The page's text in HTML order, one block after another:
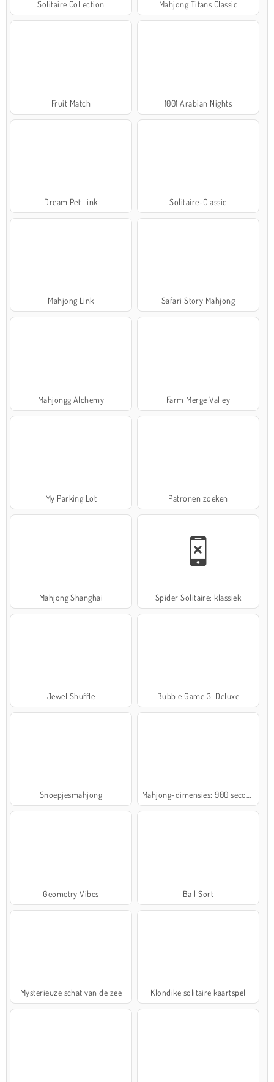
Solitaire Collection Mahjong Titans Classic
Fruit Match 1001 Arabian Nights
Dream Pet Link Solitaire-Classic
Mahjong Link Safari Story Mahjong
Mahjongg Alchemy Farm Merge Valley
My Parking Lot Patronen zoeken
Mahjong Shanghai Spider Solitaire: klassiek
Jewel Shuffle Bubble Game 3: Deluxe
Snoepjesmahjong
Geometry Vibes Ball Sort
Mysterieuze schat van de zee Klondike solitaire kaartspel